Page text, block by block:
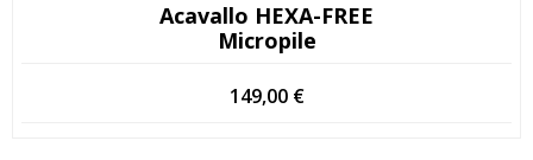
Acavallo HEXA-FREE
Micropile
149,00 €